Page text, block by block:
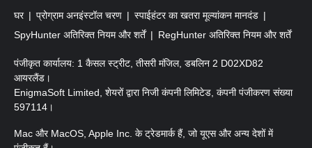
घर प्रोग्राम अनइंस्टॉल चरण
स्पाईहंटर का खतरा मूल्यांकन मानदंड
SpyHunter अतिरिक्त नियम और शर्तें
RegHunter अतिरिक्त नियम और शर्तें
पंजीकृत कार्यालय: 1 कैसल स्ट्रीट, तीसरी मंजिल, डबलिन 2 D02XD82
आयरलैंड।
EnigmaSoft Limited, शेयरों द्वारा निजी कंपनी लिमिटेड, कंपनी पंजीकरण संख्या
597114।
Mac और MacOS, Apple Inc. के ट्रेडमार्क हैं, जो यूएस और अन्य देशों में